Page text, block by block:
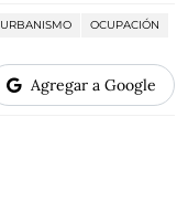
URBANISMO
OCUPACIÓN
Agregar a Google